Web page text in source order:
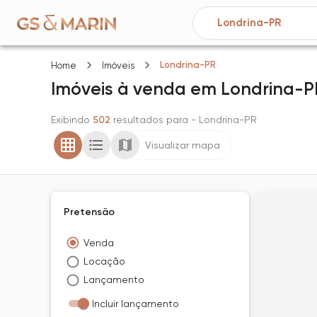
Home Imóveis Londrina-PR
Imóveis à venda em Londrina-
Exibindo 502 resultados para - Londrina-PR
Visualizar mapa
Pretensão
Venda
Locação
Lançamento
Incluir lançamento